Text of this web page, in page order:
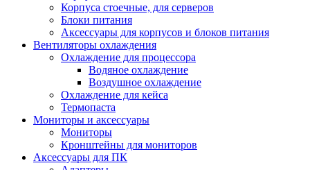
Корпуса стоечные, для серверов
Блоки питания
Аксессуары для корпусов и блоков питания
Вентиляторы охлаждения
Охлаждение для процессора
Водяное охлаждение
Воздушное охлаждение
Охлаждение для кейса
Термопаста
Мониторы и аксессуары
Мониторы
Кронштейны для мониторов
Аксессуары для ПК